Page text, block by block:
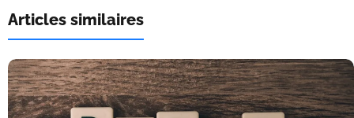
Articles similaires